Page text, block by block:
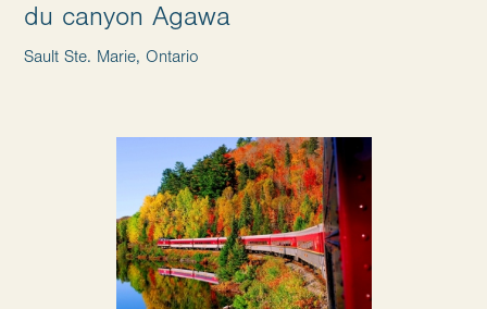
du canyon Agawa
Sault Ste. Marie, Ontario